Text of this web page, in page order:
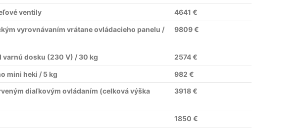
ventily 4641 €
vyrovnávaním vrátane ovládacieho panelu /
9809 €
dosku (230 V) / 30 kg 2574 €
mini heki / 5 kg 982 €
diaľkovým ovládaním (celková výška
3918 €
1850 €